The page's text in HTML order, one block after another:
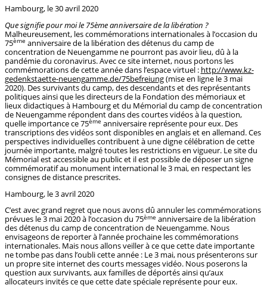
Hambourg, le 30 avril 2020
Que signifie pour moi le 75ème anniversaire de la libération ?
Malheureusement, les commémorations internationales à l’occasion du
75ème anniversaire de la libération des détenus du camp de
concentration de Neuengamme ne pourront pas avoir lieu, dû à la
pandémie du coronavirus. Avec ce site internet, nous portons les
commémorations de cette année dans l’espace virtuel : http://www.kz-
gedenkstaette-neuengamme.de/75befreiung(mise en ligne le 3 mai
2020). Des survivants du camp, des descendants et des représentants
politiques ainsi que les directeurs de la Fondation des mémoriaux et
lieux didactiques à Hambourg et du Mémorial du camp de concentration
de Neuengamme répondent dans des courtes vidéos à la question,
quelle importance ce 75ème anniversaire représente pour eux. Des
transcriptions des vidéos sont disponibles en anglais et en allemand. Ces
perspectives individuelles contribuent à une digne célébration de cette
journée importante, malgré toutes les restrictions en vigueur. Le site du
Mémorial est accessible au public et il est possible de déposer un signe
commémoratif au monument international le 3 mai, en respectant les
consignes de distance prescrites.
Hambourg, le 3 avril 2020
C’est avec grand regret que nous avons dû annuler les commémorations
prévues le 3 mai 2020 à l’occasion du 75ème anniversaire de la libération
des détenus du camp de concentration de Neuengamme. Nous
envisageons de reporter à l’année prochaine les commémorations
internationales. Mais nous allons veiller à ce que cette date importante
ne tombe pas dans l’oubli cette année : Le 3 mai, nous présenterons sur
un propre site internet des courts messages vidéo. Nous poserons la
question aux survivants, aux familles de déportés ainsi qu’aux
allocateurs invités ce que cette date spéciale représente pour eux.